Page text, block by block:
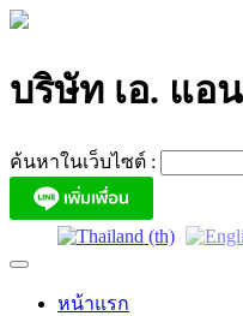
Skip
บริษัท เอ. แอ
ค้นหาในเว็บไซต์ :
หน้าแรก